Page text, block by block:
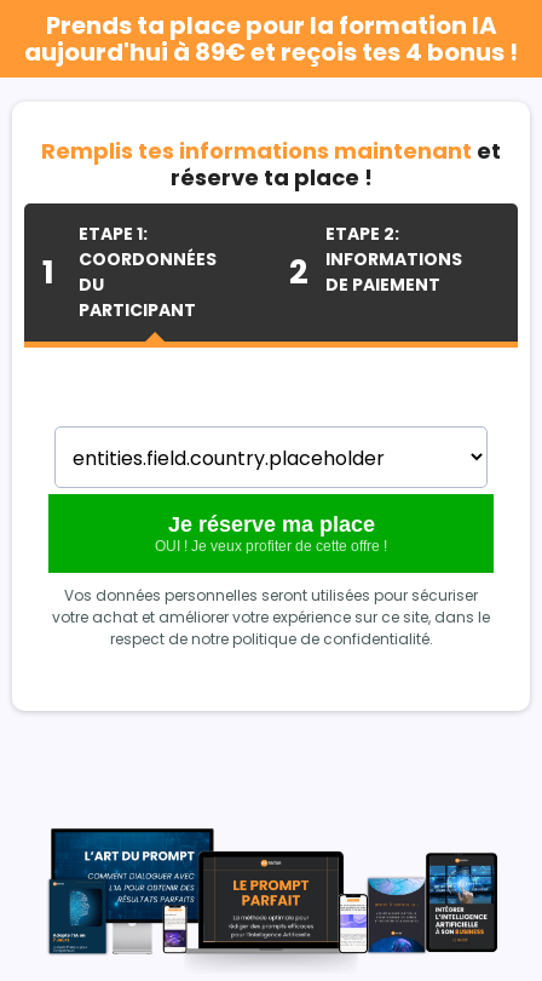
Prends ta place pour la formation IA
aujourd'hui à 89€ et reçois tes 4 bonus !
Remplis tes informations maintenant et
réserve ta place !
1
ETAPE 1:
COORDONNÉES
DU
PARTICIPANT
2
ETAPE 2:
INFORMATIONS
DE PAIEMENT
Je réserve ma place
OUI ! Je veux profiter de cette offre !
Vos données personnelles seront utilisées pour sécuriser
votre achat et améliorer votre expérience sur ce site, dans le
respect de notre politique de confidentialité.